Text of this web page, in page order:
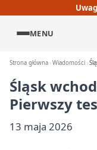
MENU
Strona główna Wiadomości
Śląsk
Pierwszy
13 maja 2026